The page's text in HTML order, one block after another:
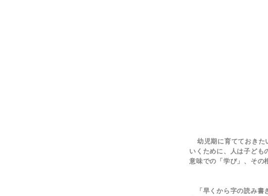
幼児期に育てておきた
いくために、人は子ども
意味での「学び」、その
「早くから字の読み書